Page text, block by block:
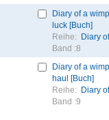
Diary of a
luck [Buch]
Reihe:
Diary
Band :8
Diary of a
haul [Buch]
Reihe:
Diary
Band :9